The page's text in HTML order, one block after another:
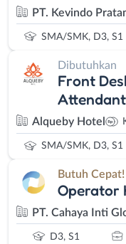
PT. Kevindo
SMA/SMK, D3, S1
Dibutuhkan
Front
Attendant
Alqueby Hotel
SMA/SMK, D3, S1
Butuh Cepat!
Operator
PT. Cahaya Inti
D3, S1